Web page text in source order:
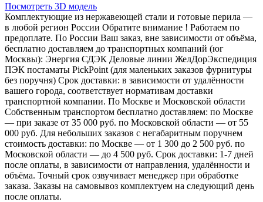
Посмотреть 3D модель
Комплектующие из нержавеющей стали и готовые перила —
в любой регион России Обратите внимание ! Работаем по
предоплате. По России Ваш заказ, вне зависимости от объёма,
бесплатно доставляем до транспортных компаний (юг
Москвы): Энергия СДЭК Деловые линии ЖелДорЭкспедиция
ПЭК постаматы PickPoint (для маленьких заказов фурнитуры
без поручня) Срок доставки: в зависимости от удалённости
вашего города, соответствует нормативам доставки
транспортной компании. По Москве и Московской области
Собственным транспортом бесплатно доставляем: по Москве
— при заказе от 35 000 руб. по Московской области — от 55
000 руб. Для небольших заказов с негабаритным поручнем
стоимость доставки: по Москве — от 1 300 до 2 500 руб. по
Московской области — до 4 500 руб. Срок доставки: 1-7 дней
после оплаты, в зависимости от направления, удалённости и
объёма. Точный срок озвучивает менеджер при обработке
заказа. Заказы на самовывоз комплектуем на следующий день
после оплаты.